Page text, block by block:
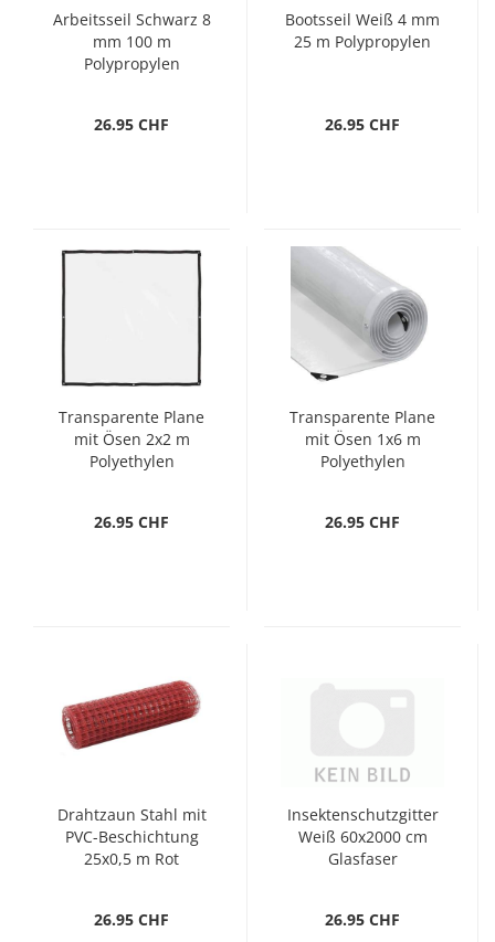
Arbeitsseil Schwarz 8
mm 100 m
Polypropylen
26.95 CHF
Bootsseil Weiß 4 mm
25 m Polypropylen
26.95 CHF
Transparente Plane
mit Ösen 2x2 m
Polyethylen
26.95 CHF
Transparente Plane
mit Ösen 1x6 m
Polyethylen
26.95 CHF
Drahtzaun Stahl mit
PVC-Beschichtung
25x0,5 m Rot
26.95 CHF
Insektenschutzgitter
Weiß 60x2000 cm
Glasfaser
26.95 CHF